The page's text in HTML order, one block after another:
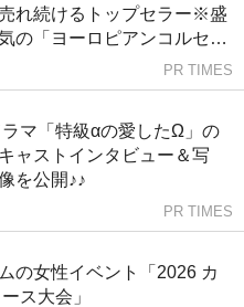
れ続けるトップセラー※盛
の「ヨーロピアンコルセッ
ズ秋の新作が発売！SNSプレ
ペーンもスタート！
PR TIMES
マ「特級αの愛したΩ」の
ャストインタビュー＆写
を公開♪♪
PR TIMES
の女性イベント「2026 カ
ス大会」